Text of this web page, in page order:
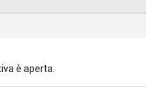
è aperta.